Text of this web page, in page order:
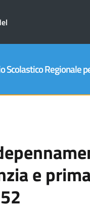
Scolastico Regionale
e